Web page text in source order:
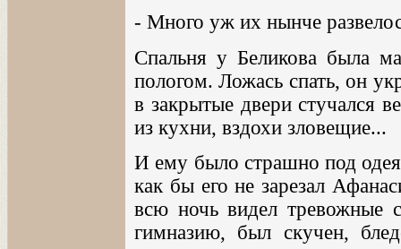
- Много уж их нынче
Спальня у Беликова была
пологом. Ложась спать, он
в закрытые двери стучался
из кухни, вздохи зловещие...
И ему было страшно под
как бы его не зарезал
всю ночь видел
гимназию, был скучен,